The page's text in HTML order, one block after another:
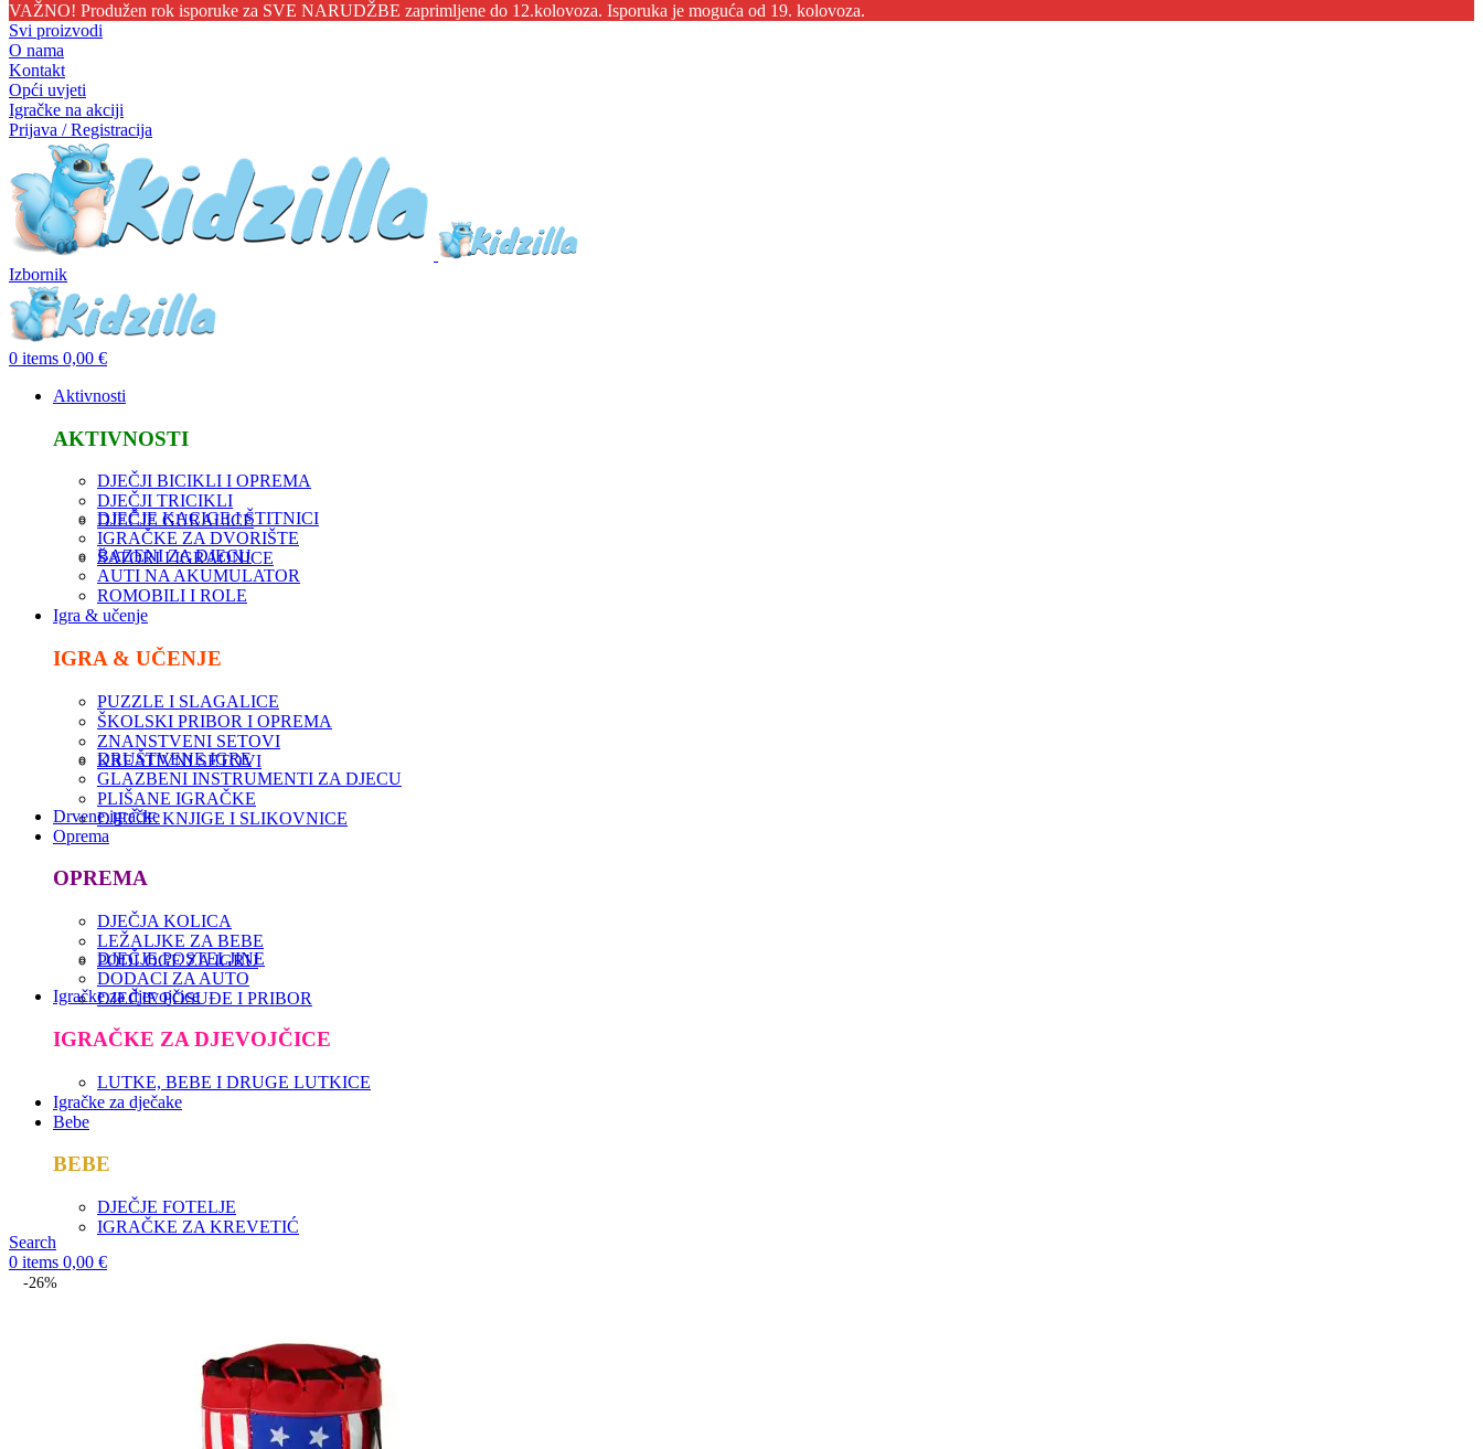
VAŽNO! Produžen rok isporuke za SVE NARUDŽBE zaprimljene do 12.kolovoza. Isporuka je moguća od 19. kolovoza.
Svi proizvodi
O nama
Kontakt
Opći uvjeti
Igračke na akciji
Prijava / Registracija
Izbornik
0 items 0,00 €
Aktivnosti
AKTIVNOSTI
DJEČJI BICIKLI I OPREMA
DJEČJI TRICIKLI
DJEČJE GURALICE
DJEČJE KACIGE I ŠTITNICI
IGRAČKE ZA DVORIŠTE
ŠATORI I IGRAONICE
BAZENI ZA DJECU
AUTI NA AKUMULATOR
ROMOBILI I ROLE
Igra & učenje
IGRA & UČENJE
PUZZLE I SLAGALICE
ŠKOLSKI PRIBOR I OPREMA
ZNANSTVENI SETOVI
KREATIVNI SETOVI
DRUŠTVENE IGRE
GLAZBENI INSTRUMENTI ZA DJECU
PLIŠANE IGRAČKE
DJEČJE KNJIGE I SLIKOVNICE
Drvene igračke
Oprema
OPREMA
DJEČJA KOLICA
LEŽALJKE ZA BEBE
PODLOGE ZA IGRU
DJEČJE POSTELJINE
DODACI ZA AUTO
DJEČJE POSUĐE I PRIBOR
Igračke za djevojčice
IGRAČKE ZA DJEVOJČICE
LUTKE, BEBE I DRUGE LUTKICE
Igračke za dječake
Bebe
BEBE
DJEČJE FOTELJE
IGRAČKE ZA KREVETIĆ
Search
0 items 0,00 €
-26%